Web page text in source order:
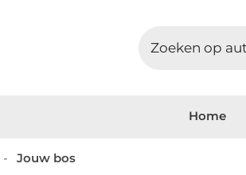
Home
- Jouw bos